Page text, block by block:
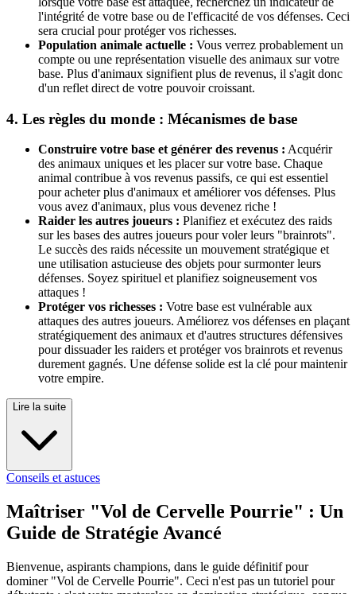
l'intégrité de votre base ou de l'efficacité de vos défenses. Ceci
sera crucial pour protéger vos richesses.
Population animale actuelle : Vous verrez probablement un
compte ou une représentation visuelle des animaux sur votre
base. Plus d'animaux signifient plus de revenus, il s'agit donc
d'un reflet direct de votre pouvoir croissant.
4. Les règles du monde : Mécanismes de base
Construire votre base et générer des revenus : Acquérir
des animaux uniques et les placer sur votre base. Chaque
animal contribue à vos revenus passifs, ce qui est essentiel
pour acheter plus d'animaux et améliorer vos défenses. Plus
vous avez d'animaux, plus vous devenez riche !
Raider les autres joueurs : Planifiez et exécutez des raids
sur les bases des autres joueurs pour voler leurs "brainrots".
Le succès des raids nécessite un mouvement stratégique et
une utilisation astucieuse des objets pour surmonter leurs
défenses. Soyez spirituel et planifiez soigneusement vos
attaques !
Protéger vos richesses : Votre base est vulnérable aux
attaques des autres joueurs. Améliorez vos défenses en plaçant
stratégiquement des animaux et d'autres structures défensives
pour dissuader les raiders et protéger vos brainrots et revenus
durement gagnés. Une défense solide est la clé pour maintenir
votre empire.
Lire la suite
Conseils et astuces
Maîtriser "Vol de Cervelle Pourrie" : Un
Guide de Stratégie Avancé
Bienvenue, aspirants champions, dans le guide définitif pour
dominer "Vol de Cervelle Pourrie". Ceci n'est pas un tutoriel pour